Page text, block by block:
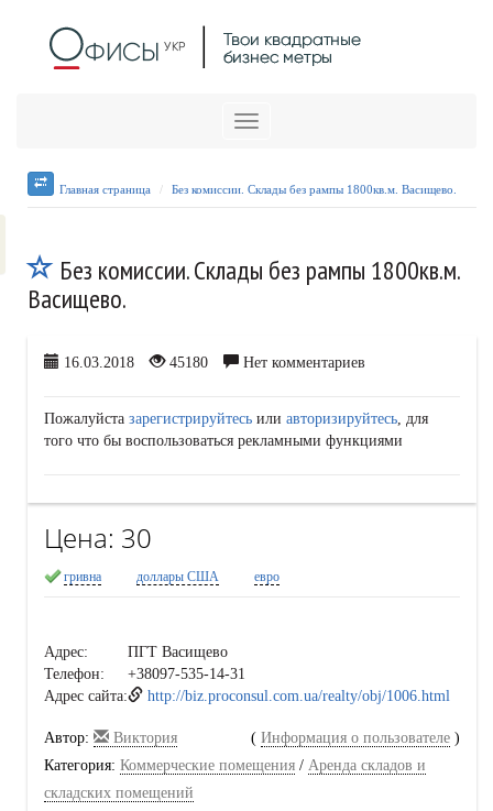
Меню
Главная страница Без комиссии. Склады без рампы 1800кв.м. Васищево.
Без комиссии. Склады без рампы 1800кв.м.
Васищево.
16.03.2018 45180 Нет комментариев
Пожалуйста зарегистрируйтесь или авторизируйтесь, для
того что бы воспользоваться рекламными функциями
Цена: 30
гривна доллары США евро
Адрес:
ПГТ Васищево
Телефон:
+38097-535-14-31
Адрес сайта:
http://biz.proconsul.com.ua/realty/obj/1006.html
Автор: Виктория ( Информация о пользователе )
Категория: Коммерческие помещения / Аренда складов и
складских помещений